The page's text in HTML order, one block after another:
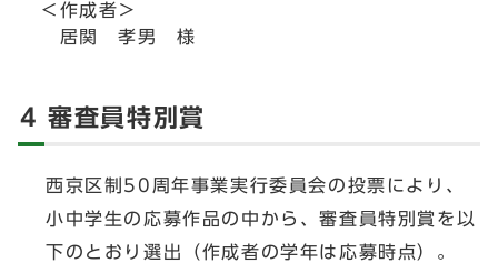
＜作成者＞
居関 孝男 様
4 審査員特別賞
西京区制50周年事業実行委員会の投票により、
小中学生の応募作品の中から、審査員特別賞を以
下のとおり選出（作成者の学年は応募時点）。